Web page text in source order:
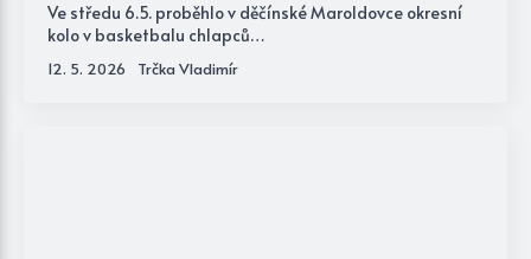
12. 5. 2026 Trčka Vladimír
Ve středu 6.5. proběhlo v děčínské Maroldovce okresní
kolo v basketbalu chlapců…